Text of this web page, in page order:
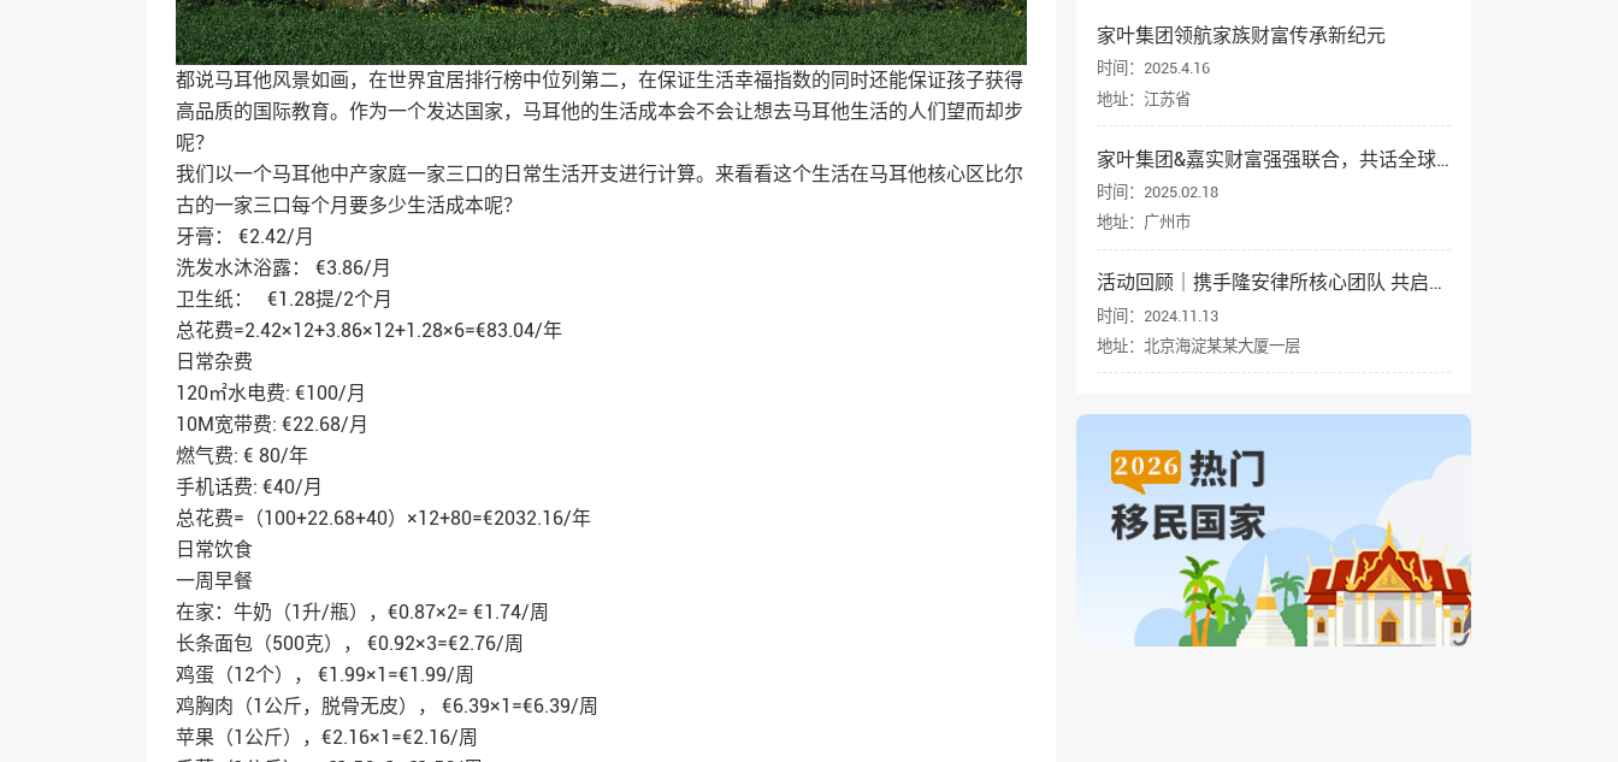
都说马耳他风景如画，在世界宜居排行榜中位列第二，在保证生活幸福指数的同时还能保证孩子获得
高品质的国际教育。作为一个发达国家，马耳他的生活成本会不会让想去马耳他生活的人们望而却步
呢？
我们以一个马耳他中产家庭一家三口的日常生活开支进行计算。来看看这个生活在马耳他核心区比尔
古的一家三口每个月要多少生活成本呢？
牙膏： €2.42/月
洗发水沐浴露： €3.86/月
卫生纸： €1.28提/2个月
总花费=2.42×12+3.86×12+1.28×6=€83.04/年
日常杂费
120㎡水电费: €100/月
10M宽带费: €22.68/月
燃气费: € 80/年
手机话费: €40/月
总花费=（100+22.68+40）×12+80=€2032.16/年
日常饮食
一周早餐
在家：牛奶（1升/瓶），€0.87×2= €1.74/周
长条面包（500克）， €0.92×3=€2.76/周
鸡蛋（12个）， €1.99×1=€1.99/周
鸡胸肉（1公斤，脱骨无皮）， €6.39×1=€6.39/周
苹果（1公斤），€2.16×1=€2.16/周
家叶集团领航家族财富传承新纪元
时间：2025.4.16
地址：江苏省
家叶集团&嘉实财富强强联合，共话全球资产配置与身份规划
时间：2025.02.18
地址：广州市
活动回顾｜携手隆安律所核心团队 共启企业出海新征程
时间：2024.11.13
地址：北京海淀某某大厦一层